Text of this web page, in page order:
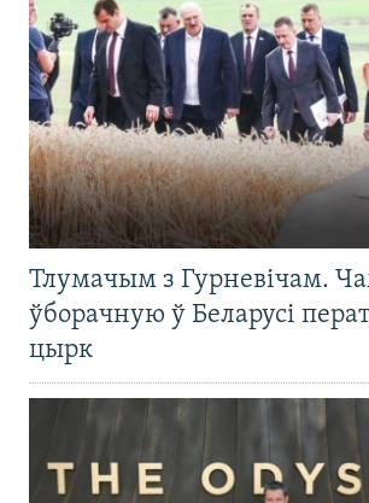
Тлумачым з Гурневічам.
ўборачную ў Беларусі
цырк